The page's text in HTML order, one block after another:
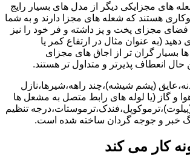
های مجزایکی دیگر از مدل های بسیار رایج
هستند که شعله های مجزا دارند و به شما
فضای مجزای پخت و پز داشته و فر خود را نیز
(به عنوان مثال در ارتفاع کمر یا
بسیار گران تر از اجاق های مجزای
حال انعطاف پذیرتر و متداول تر هستند.
(پشم شیشه)،چند راهه،شیرها،نازل
و گاز (یا لوله های رابط متصل به مشعل ها
تنظیم
خبر و جوجه گردان ساخته شده است.
کار می کند